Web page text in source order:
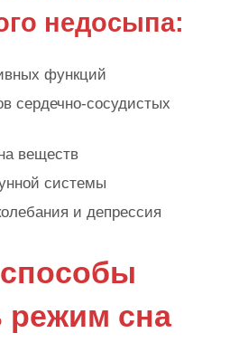
недосыпа:
функций
сердечно-сосудистых
веществ
системы
и депрессия
режим сна